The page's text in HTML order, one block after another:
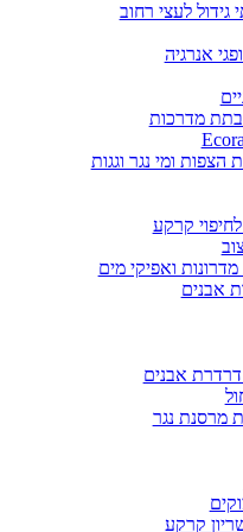
בתת מדרכות
הצפות ומי נגר וגגות
לחיפוי קרקע
מדרונות ואפיקי מים
אבנים
אבנים
מרסנת נגר
קרקע